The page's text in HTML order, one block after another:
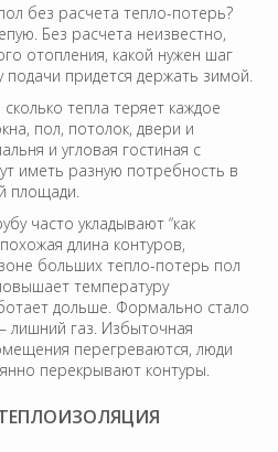
без расчета тепло-потерь?
Без расчета неизвестно,
отопления, какой нужен шаг
подачи придется держать зимой.
тепла теряет каждое
пол, потолок, двери и
и угловая гостиная с
иметь разную потребность в
площади.
часто укладывают “как
длина контуров,
больших тепло-потерь пол
температуру
дольше. Формально стало
газ. Избыточная
перегреваются, люди
перекрывают контуры.